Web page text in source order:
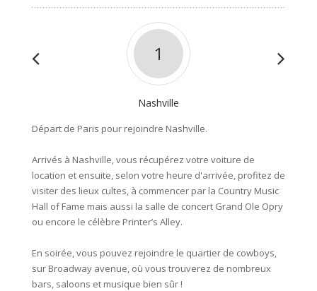
1
Nashville
Départ de Paris pour rejoindre Nashville.
Arrivés à Nashville, vous récupérez votre voiture de
location et ensuite, selon votre heure d'arrivée, profitez de
visiter des lieux cultes, à commencer par la Country Music
Hall of Fame mais aussi la salle de concert Grand Ole Opry
ou encore le célèbre Printer’s Alley.
En soirée, vous pouvez rejoindre le quartier de cowboys,
sur Broadway avenue, où vous trouverez de nombreux
bars, saloons et musique bien sûr !